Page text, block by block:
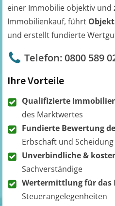
einer Immobilie objektiv und
Immobilienkauf, führt
und erstellt fundierte
Telefon: 0800 589
Ihre Vorteile
Qualifizierte
des Marktwertes
Fundierte Bewertung
Erbschaft und Scheidung
Unverbindliche &
Sachverständige
Wertermittlung für das
Steuerangelegenheiten